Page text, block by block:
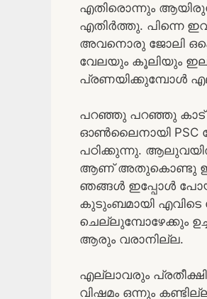
എതിരൊന്നും
എതിർത്തു. പിന്നെ
അവനൊരു ജോലി
വേലയും കൂലിയും
പ്രണയിക്കുമ്പോൾ
പറഞ്ഞു പറഞ്ഞു കാട്
ഓൺലൈനായി PSC
പഠിക്കുന്നു.
ആണ് അതുകൊണ്ടു
ഞങ്ങൾ ഇപ്പോൾ
കുടുംബമായി
ചെല്ലുമ്പോഴേക്കും
ആരും വരാനില്ല.
എല്ലാവരും
വിഷമം ഒന്നും